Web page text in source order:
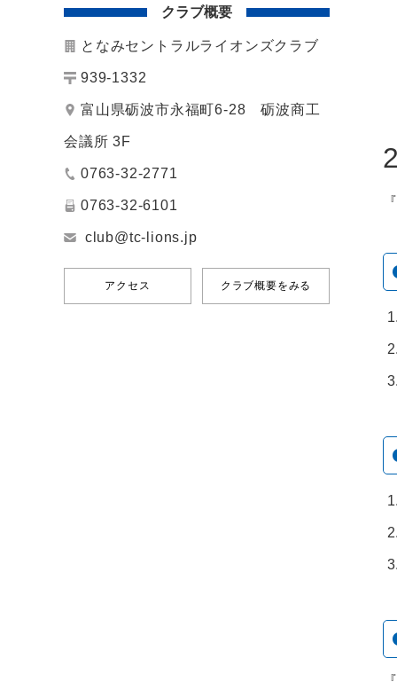
クラブ概要
となみセントラルライオンズクラブ
939-1332
富山県砺波市永福町6-28 砺波商工
会議所 3F
0763-32-2771
0763-32-6101
club@tc-lions.jp
アクセス クラブ概要をみる